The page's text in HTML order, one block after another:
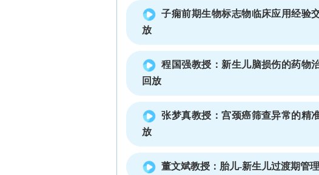
子痫前期生物标志物临床应用经
放
程国强教授：新生儿脑损伤的药
回放
张梦真教授：宫颈癌筛查异常的
放
董文斌教授：胎儿-新生儿过渡期